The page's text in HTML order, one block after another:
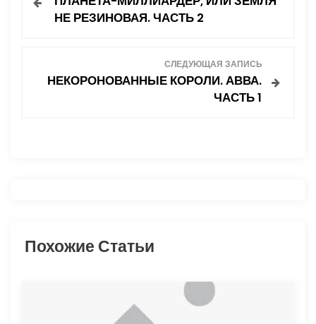
я
НЕ РЕЗИНОВАЯ. ЧАСТЬ 2
СЛЕДУЮЩАЯ ЗАПИСЬ
НЕКОРОНОВАННЫЕ КОРОЛИ. АВВА.
ЧАСТЬ 1
Похожие Статьи